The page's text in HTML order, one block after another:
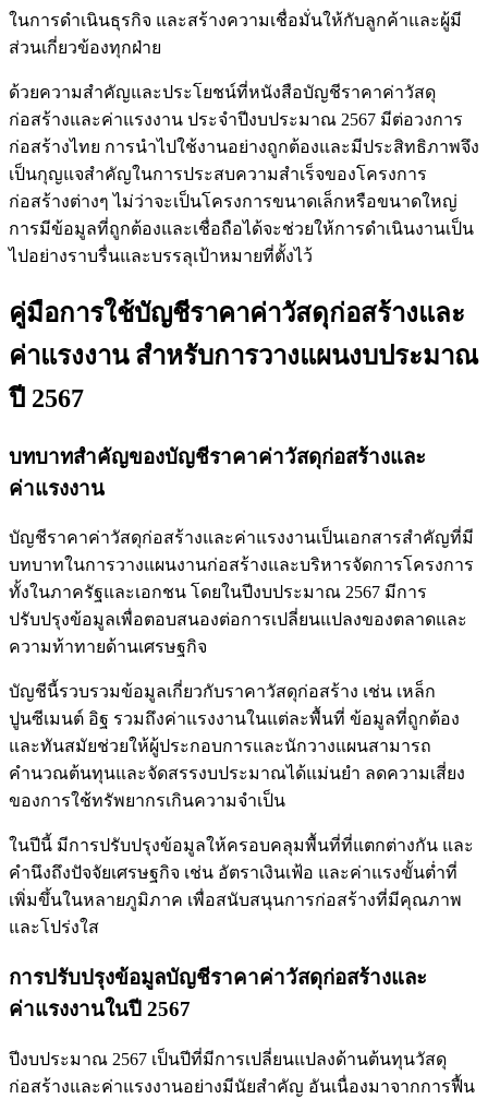
ในการดำเนินธุรกิจ และสร้างความเชื่อมั่นให้กับลูกค้าและผู้มี
ส่วนเกี่ยวข้องทุกฝ่าย
ด้วยความสำคัญและประโยชน์ที่หนังสือบัญชีราคาค่าวัสดุ
ก่อสร้างและค่าแรงงาน ประจำปีงบประมาณ 2567 มีต่อวงการ
ก่อสร้างไทย การนำไปใช้งานอย่างถูกต้องและมีประสิทธิภาพจึง
เป็นกุญแจสำคัญในการประสบความสำเร็จของโครงการ
ก่อสร้างต่างๆ ไม่ว่าจะเป็นโครงการขนาดเล็กหรือขนาดใหญ่
การมีข้อมูลที่ถูกต้องและเชื่อถือได้จะช่วยให้การดำเนินงานเป็น
ไปอย่างราบรื่นและบรรลุเป้าหมายที่ตั้งไว้
คู่มือการใช้บัญชีราคาค่าวัสดุก่อสร้างและ
ค่าแรงงาน สำหรับการวางแผนงบประมาณ
ปี 2567
บทบาทสำคัญของบัญชีราคาค่าวัสดุก่อสร้างและ
ค่าแรงงาน
บัญชีราคาค่าวัสดุก่อสร้างและค่าแรงงานเป็นเอกสารสำคัญที่มี
บทบาทในการวางแผนงานก่อสร้างและบริหารจัดการโครงการ
ทั้งในภาครัฐและเอกชน โดยในปีงบประมาณ 2567 มีการ
ปรับปรุงข้อมูลเพื่อตอบสนองต่อการเปลี่ยนแปลงของตลาดและ
ความท้าทายด้านเศรษฐกิจ
บัญชีนี้รวบรวมข้อมูลเกี่ยวกับราคาวัสดุก่อสร้าง เช่น เหล็ก
ปูนซีเมนต์ อิฐ รวมถึงค่าแรงงานในแต่ละพื้นที่ ข้อมูลที่ถูกต้อง
และทันสมัยช่วยให้ผู้ประกอบการและนักวางแผนสามารถ
คำนวณต้นทุนและจัดสรรงบประมาณได้แม่นยำ ลดความเสี่ยง
ของการใช้ทรัพยากรเกินความจำเป็น
ในปีนี้ มีการปรับปรุงข้อมูลให้ครอบคลุมพื้นที่ที่แตกต่างกัน และ
คำนึงถึงปัจจัยเศรษฐกิจ เช่น อัตราเงินเฟ้อ และค่าแรงขั้นต่ำที่
เพิ่มขึ้นในหลายภูมิภาค เพื่อสนับสนุนการก่อสร้างที่มีคุณภาพ
และโปร่งใส
การปรับปรุงข้อมูลบัญชีราคาค่าวัสดุก่อสร้างและ
ค่าแรงงานในปี 2567
ปีงบประมาณ 2567 เป็นปีที่มีการเปลี่ยนแปลงด้านต้นทุนวัสดุ
ก่อสร้างและค่าแรงงานอย่างมีนัยสำคัญ อันเนื่องมาจากการฟื้น